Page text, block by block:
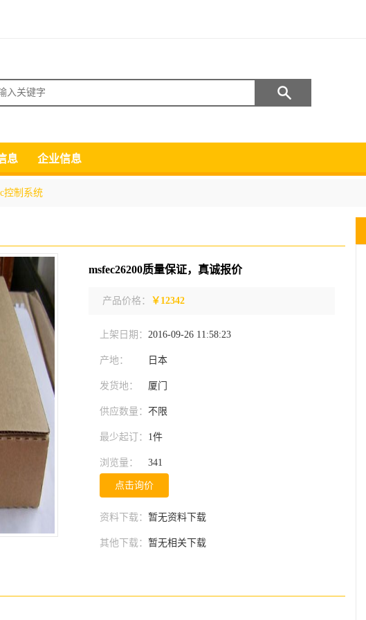
索
息 企业信息
控制系统
msfec26200质量保证，真诚报价
产品价格： ￥12342
上架日期： 2016-09-26 11:58:23
产地： 日本
发货地： 厦门
供应数量： 不限
最少起订： 1件
浏览量： 341
点击询价
资料下载： 暂无资料下载
其他下载： 暂无相关下载